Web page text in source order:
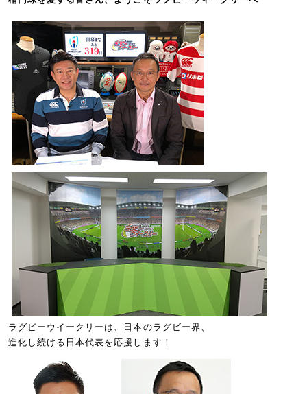
ラグビーウイークリーは、日本のラグビー界、
進化し続ける日本代表を応援します！